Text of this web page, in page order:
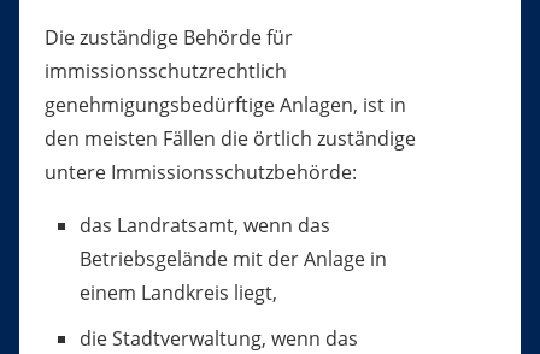
Die zuständige Behörde für
immissionsschutzrechtlich
genehmigungsbedürftige Anlagen, ist in
den meisten Fällen die örtlich zuständige
untere Immissionsschutzbehörde:
das Landratsamt, wenn das
Betriebsgelände mit der Anlage in
einem Landkreis liegt,
die Stadtverwaltung, wenn das